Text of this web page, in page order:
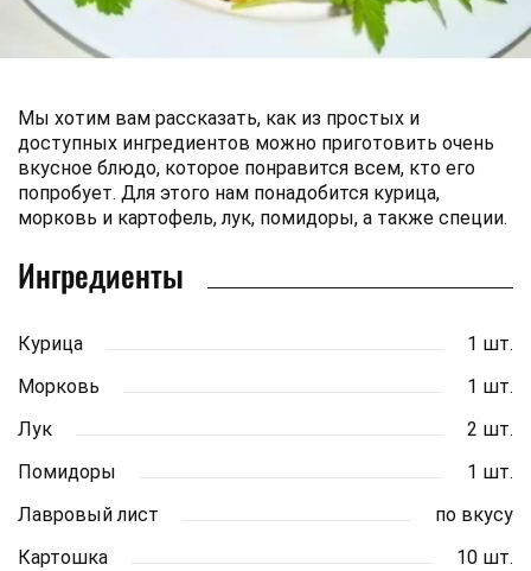
Мы хотим вам рассказать, как из простых и
доступных ингредиентов можно приготовить очень
вкусное блюдо, которое понравится всем, кто его
попробует. Для этого нам понадобится курица,
морковь и картофель, лук, помидоры, а также специи.
Ингредиенты
Курица
1 шт.
Морковь
1 шт.
Лук
2 шт.
Помидоры
1 шт.
Лавровый лист
по вкусу
Картошка
10 шт.